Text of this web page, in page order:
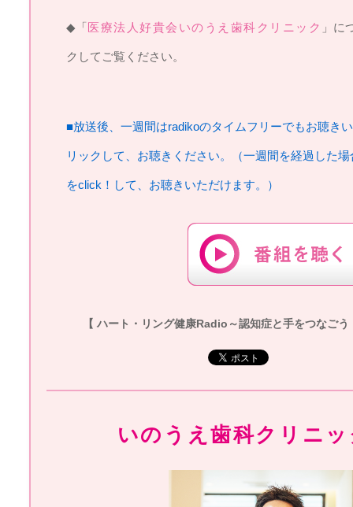
◆「医療法人好貴会いのうえ歯科クリニック 」に
クしてご覧ください。
■放送後、一週間はradikoのタイムフリーでもお聴き
リックして、お聴きください。（一週間を経過した
をclick！して、お聴きいただけます。）
【 ハート・リング健康Radio～認知症と手をつなご
いのうえ歯科クリニ